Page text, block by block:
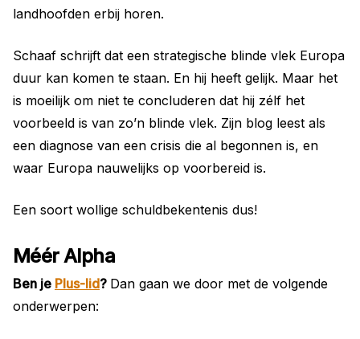
landhoofden erbij horen.
Schaaf schrijft dat een strategische blinde vlek Europa
duur kan komen te staan. En hij heeft gelijk. Maar het
is moeilijk om niet te concluderen dat hij zélf het
voorbeeld is van zo’n blinde vlek. Zijn blog leest als
een diagnose van een crisis die al begonnen is, en
waar Europa nauwelijks op voorbereid is.
Een soort wollige schuldbekentenis dus!
Méér Alpha
Ben je Plus-lid? Dan gaan we door met de volgende
onderwerpen: